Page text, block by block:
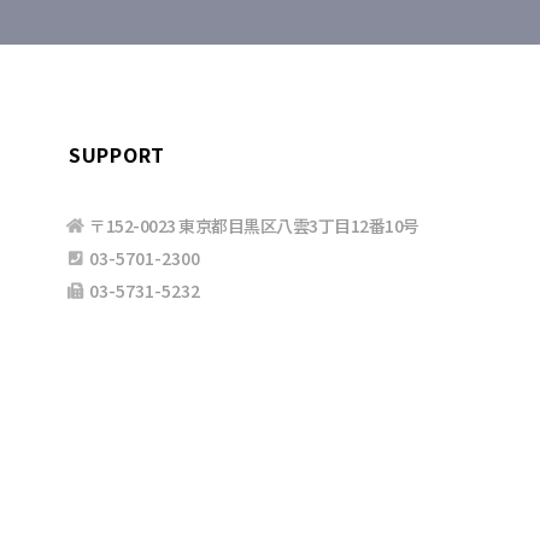
SUPPORT
〒152-0023 東京都目黒区八雲3丁目12番10号
03-5701-2300
03-5731-5232